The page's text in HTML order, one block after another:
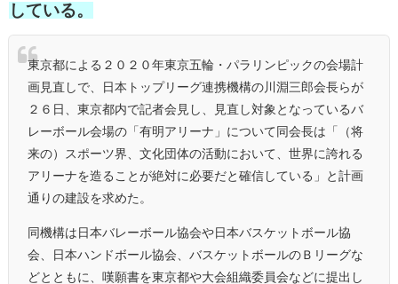
している。
東京都による２０２０年東京五輪・パラリンピックの会場計
画見直しで、日本トップリーグ連携機構の川淵三郎会長らが
２６日、東京都内で記者会見し、見直し対象となっているバ
レーボール会場の「有明アリーナ」について同会長は「（将
来の）スポーツ界、文化団体の活動において、世界に誇れる
アリーナを造ることが絶対に必要だと確信している」と計画
通りの建設を求めた。
同機構は日本バレーボール協会や日本バスケットボール協
会、日本ハンドボール協会、バスケットボールのＢリーグな
どとともに、嘆願書を東京都や大会組織委員会などに提出し